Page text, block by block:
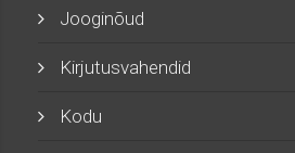
Jooginõud
Kirjutusvahendid
Kodu